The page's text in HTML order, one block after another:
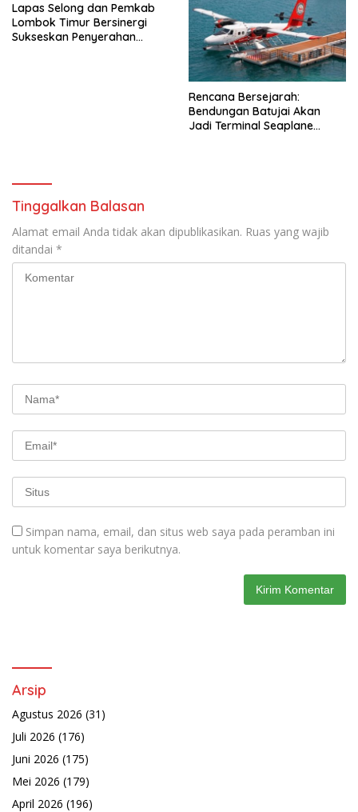
Lapas Selong dan Pemkab
Lombok Timur Bersinergi
Sukseskan Penyerahan
Rencana Bersejarah:
Bendungan Batujai Akan
Jadi Terminal Seaplane
Tinggalkan Balasan
Alamat email Anda tidak akan dipublikasikan. Ruas yang wajib
ditandai *
Simpan nama, email, dan situs web saya pada peramban ini
untuk komentar saya berikutnya.
Arsip
Agustus 2026 (31)
Juli 2026 (176)
Juni 2026 (175)
Mei 2026 (179)
April 2026 (196)